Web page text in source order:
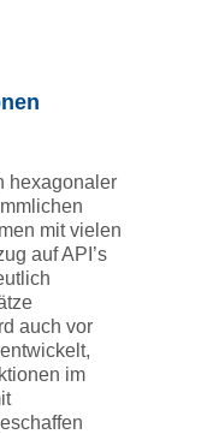
hexagonaler
mit vielen
auf API’s
auch vor
im